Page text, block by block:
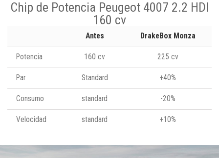
Chip de Potencia Peugeot 4007 2.2 HDI
160 cv
Antes DrakeBox Monza
Potencia 160 cv 225 cv
Par Standard +40%
Consumo standard -20%
Velocidad standard +10%